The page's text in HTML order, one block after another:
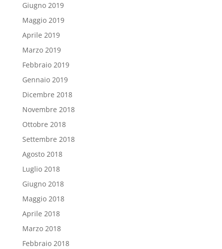
Giugno 2019
Maggio 2019
Aprile 2019
Marzo 2019
Febbraio 2019
Gennaio 2019
Dicembre 2018
Novembre 2018
Ottobre 2018
Settembre 2018
Agosto 2018
Luglio 2018
Giugno 2018
Maggio 2018
Aprile 2018
Marzo 2018
Febbraio 2018